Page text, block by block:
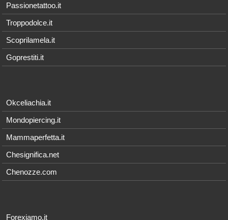
Passionetattoo.it
Troppodolce.it
Scoprilamela.it
Goprestiti.it
Okceliachia.it
Mondopiercing.it
Mammaperfetta.it
Chesignifica.net
Chenozze.com
Forexiamo.it